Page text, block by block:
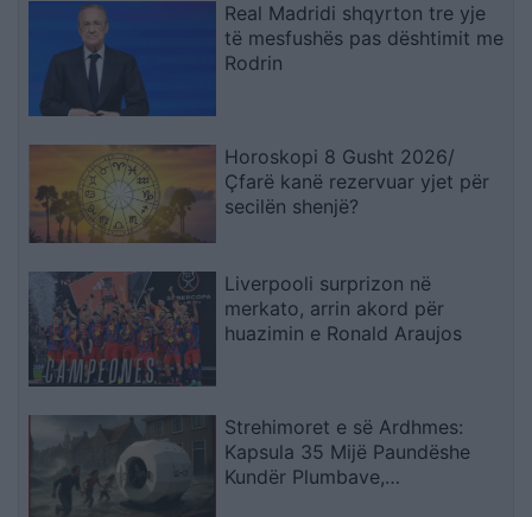
Real Madridi shqyrton tre yje
të mesfushës pas dështimit me
Rodrin
Horoskopi 8 Gusht 2026/
Çfarë kanë rezervuar yjet për
secilën shenjë?
Liverpooli surprizon në
merkato, arrin akord për
huazimin e Ronald Araujos
Strehimoret e së Ardhmes:
Kapsula 35 Mijë Paundëshe
Kundër Plumbave,